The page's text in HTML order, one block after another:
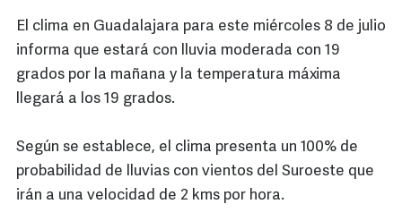
El clima en Guadalajara para este miércoles 8 de julio
informa que estará con lluvia moderada con 19
grados por la mañana y la temperatura máxima
llegará a los 19 grados.
Según se establece, el clima presenta un 100% de
probabilidad de lluvias con vientos del Suroeste que
irán a una velocidad de 2 kms por hora.